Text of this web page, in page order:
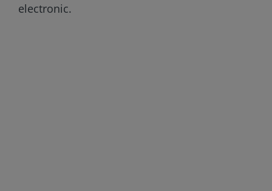
electronic.